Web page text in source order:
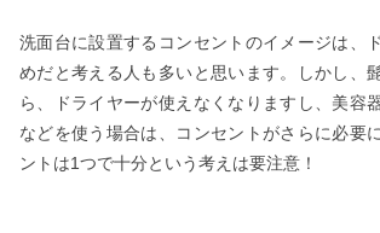
洗面台に設置するコンセントのイメージは、
めだと考える人も多いと思います。しかし、
ら、ドライヤーが使えなくなりますし、美容
などを使う場合は、コンセントがさらに必要
ントは1つで十分という考えは要注意！